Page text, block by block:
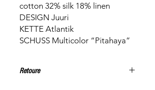
cotton 32% silk 18% linen
DESIGN Juuri
KETTE Atlantik
SCHUSS Multicolor “Pitahaya”
Retoure